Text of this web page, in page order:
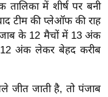
में शीर्ष पर बनी
टीम की प्लेऑफ की राह
के 12 मैचों में 13 अंक
अंक लेकर बेहद करीब
जीत जाती है, तो पंजाब